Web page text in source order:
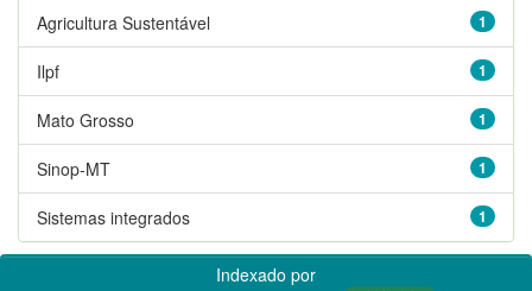
1
Agricultura Sustentável
1
Ilpf
1
Mato Grosso
1
Sinop-MT
1
Sistemas integrados
Indexado por